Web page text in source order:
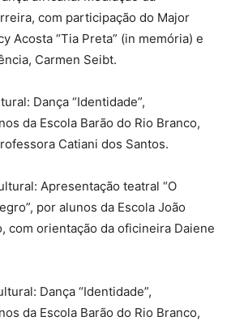
com participação do Major
Acosta “Tia Preta” (in memória) e
Carmen Seibt.
Dança “Identidade”,
da Escola Barão do Rio Branco,
Catiani dos Santos.
Apresentação teatral “O
por alunos da Escola João
com orientação da oficineira Daiene
Dança “Identidade”,
da Escola Barão do Rio Branco,